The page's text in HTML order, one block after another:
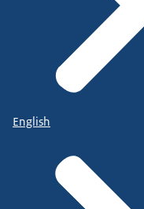
English